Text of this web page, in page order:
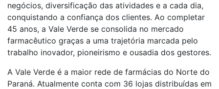
negócios, diversificação das atividades e a cada dia,
conquistando a confiança dos clientes. Ao completar
45 anos, a Vale Verde se consolida no mercado
farmacêutico graças a uma trajetória marcada pelo
trabalho inovador, pioneirismo e ousadia dos gestores.
A Vale Verde é a maior rede de farmácias do Norte do
Paraná. Atualmente conta com 36 lojas distribuídas em